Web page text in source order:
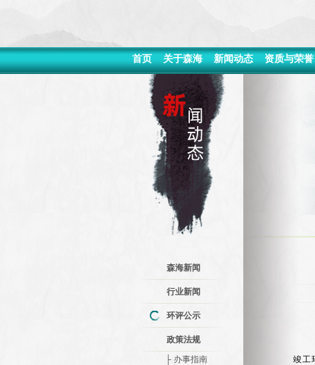
首页 关于森海 新闻动态 资质与荣誉
森海新闻
行业新闻
环评公示
政策法规
├ 办事指南
竣工